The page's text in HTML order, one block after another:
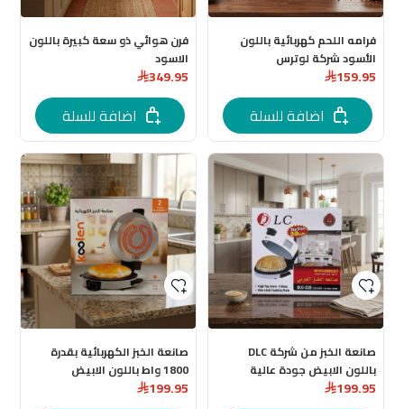
فرامه اللحم كهربائية باللون
الأسود شركة لوترس
159.95
اضافة للسلة
فرن هوائي ذو سعة كبيرة باللون
الاسود
349.95
اضافة للسلة
صانعة الخبز من شركة DLC
باللون الابيض جودة عالية
199.95
صانعة الخبز الكهربائية بقدرة
1800 واط باللون الابيض
199.95